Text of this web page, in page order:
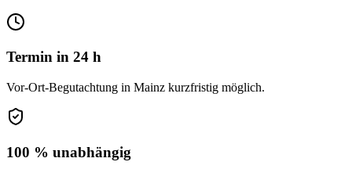
Termin in 24 h
Vor-Ort-Begutachtung in Mainz kurzfristig möglich.
100 % unabhängig